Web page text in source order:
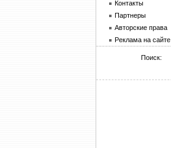
Контакты
Партнеры
Авторские права
Реклама на сайте
Поиск: